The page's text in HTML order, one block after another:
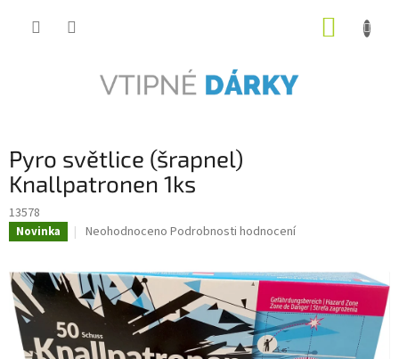
Pyro světlice (šrapnel)
Knallpatronen 1ks
13578
Novinka
Průměrné
je
0,0
z
5
hvězdiček.
Neohodnoceno Podrobnosti hodnocení